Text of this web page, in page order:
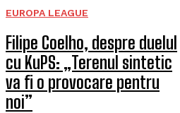
EUROPA LEAGUE
Filipe Coelho, despre duelul
cu KuPS: „Terenul sintetic
va fi o provocare pentru
noi”